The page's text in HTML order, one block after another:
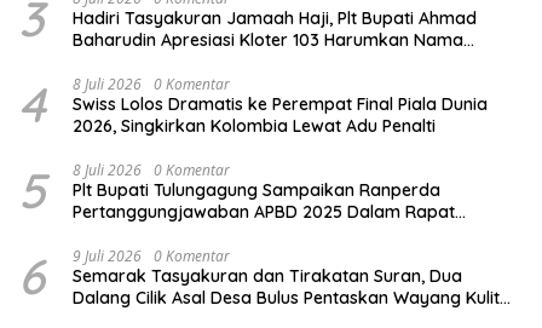
3
Hadiri Tasyakuran Jamaah Haji, Plt Bupati Ahmad
Baharudin Apresiasi Kloter 103 Harumkan Nama
4 8 Juli 2026 0 Komentar
Swiss Lolos Dramatis ke Perempat Final Piala Dunia
2026, Singkirkan Kolombia Lewat Adu Penalti
5 8 Juli 2026 0 Komentar
Plt Bupati Tulungagung Sampaikan Ranperda
Pertanggungjawaban APBD 2025 Dalam Rapat
6 9 Juli 2026 0 Komentar
Semarak Tasyakuran dan Tirakatan Suran, Dua
Dalang Cilik Asal Desa Bulus Pentaskan Wayang Kulit